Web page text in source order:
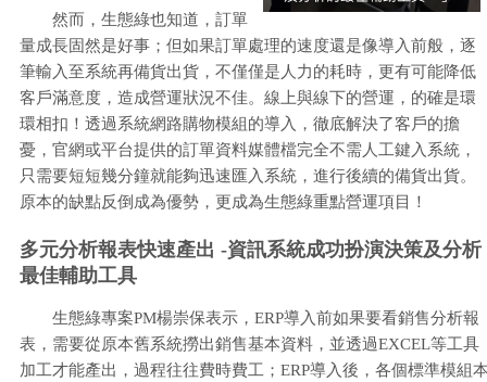
然而，生態綠也知道，訂單
量成長固然是好事；但如果訂單處理的速度還是像導入前般，逐
筆輸入至系統再備貨出貨，不僅僅是人力的耗時，更有可能降低
客戶滿意度，造成營運狀況不佳。線上與線下的營運，的確是環
環相扣！透過系統網路購物模組的導入，徹底解決了客戶的擔
憂，官網或平台提供的訂單資料媒體檔完全不需人工鍵入系統，
只需要短短幾分鐘就能夠迅速匯入系統，進行後續的備貨出貨。
原本的缺點反倒成為優勢，更成為生態綠重點營運項目！
多元分析報表快速產出 -資訊系統成功扮演決策及分析
最佳輔助工具
生態綠專案PM楊崇保表示，ERP導入前如果要看銷售分析報
表，需要從原本舊系統撈出銷售基本資料，並透過EXCEL等工具
加工才能產出，過程往往費時費工；ERP導入後，各個標準模組